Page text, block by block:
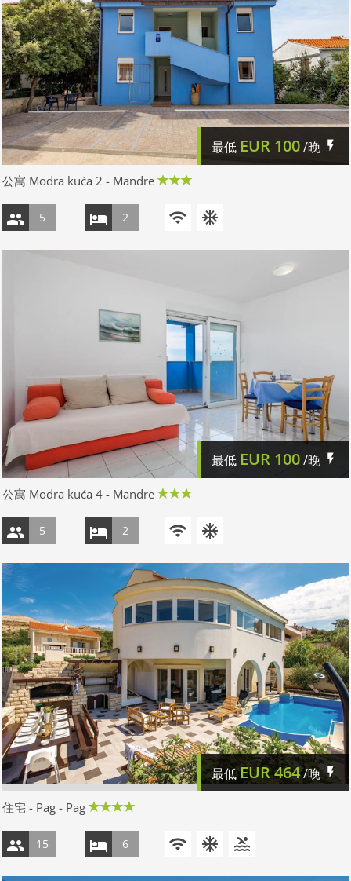
最低 EUR 100/晚
公寓 Modra kuća 2 - Mandre
5 2
最低 EUR 100/晚
公寓 Modra kuća 4 - Mandre
5 2
最低EUR464/晚
住宅 - Pag - Pag
15 6